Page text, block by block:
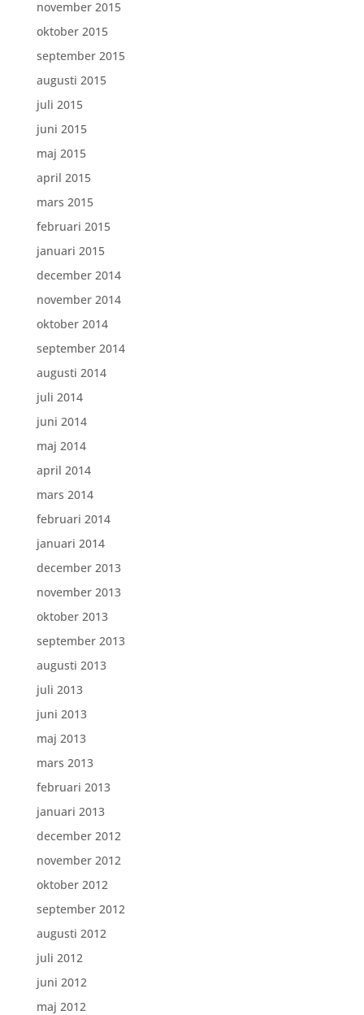
november 2015
oktober 2015
september 2015
augusti 2015
juli 2015
juni 2015
maj 2015
april 2015
mars 2015
februari 2015
januari 2015
december 2014
november 2014
oktober 2014
september 2014
augusti 2014
juli 2014
juni 2014
maj 2014
april 2014
mars 2014
februari 2014
januari 2014
december 2013
november 2013
oktober 2013
september 2013
augusti 2013
juli 2013
juni 2013
maj 2013
mars 2013
februari 2013
januari 2013
december 2012
november 2012
oktober 2012
september 2012
augusti 2012
juli 2012
juni 2012
maj 2012